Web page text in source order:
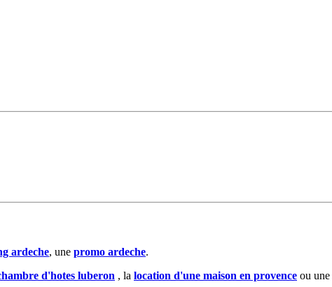
ardeche, une promo ardeche.
d'hotes luberon , la location d'une maison en provence ou une